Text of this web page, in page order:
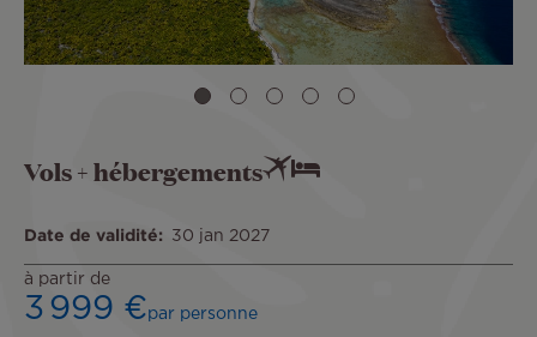
Vols + hébergements
à partir de
3 999 €par personne
Date de validité 30 jan 2027